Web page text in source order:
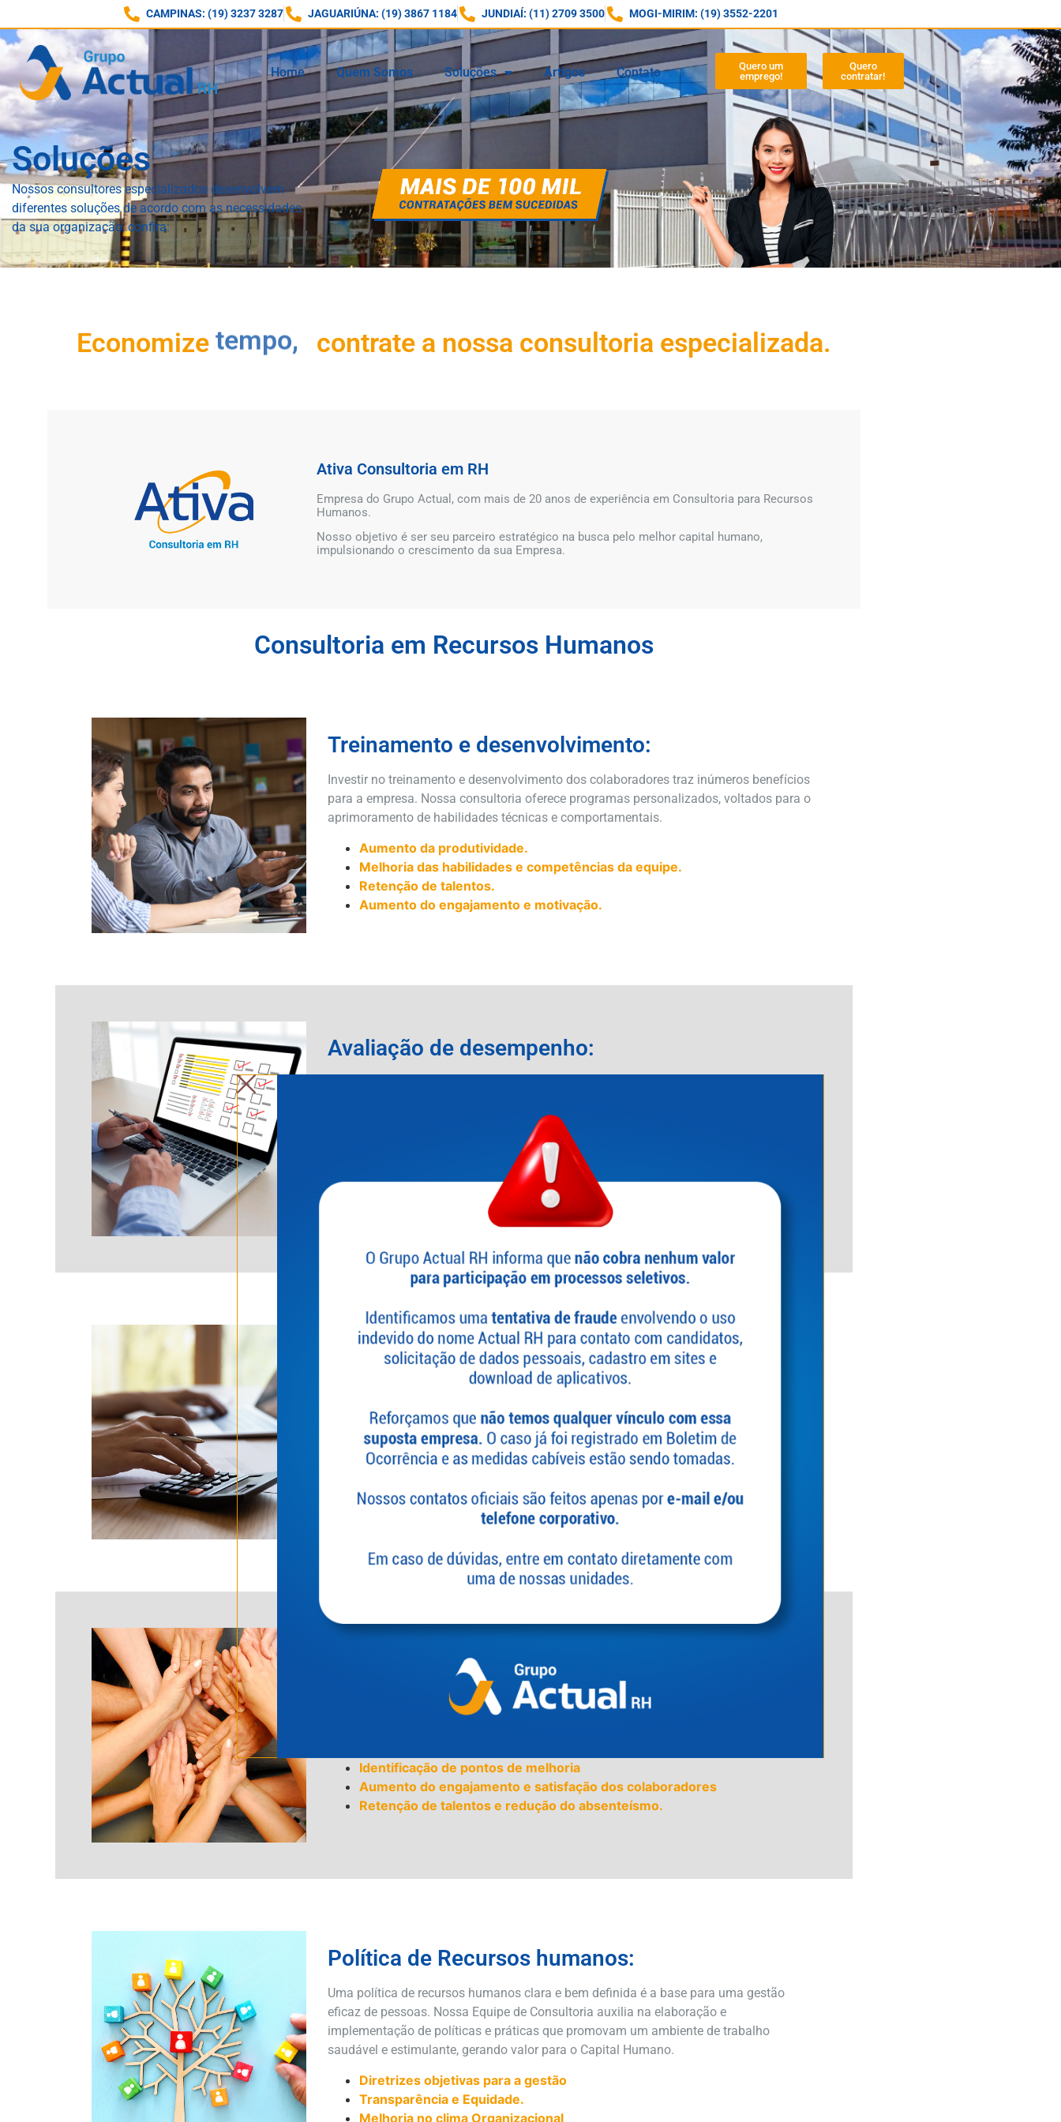
CAMPINAS: (19) 3237 3287 JAGUARIÚNA: (19) 3867 1184 JUNDIAÍ: (11) 2709 3500 MOGI-MIRIM: (19) 3552-2201
Home Quem Somos Soluções Artigos Contato
Quero um
emprego!
Quero
contratar!
Soluções
Nossos consultores especializados desenvolvem
diferentes soluções de acordo com as necessidades
da sua organização, confira:
Economize tempo, contrate a nossa consultoria especializada.
Ativa Consultoria em RH
Empresa do Grupo Actual, com mais de 20 anos de experiência em Consultoria para Recursos
Humanos.
Nosso objetivo é ser seu parceiro estratégico na busca pelo melhor capital humano,
impulsionando o crescimento da sua Empresa.
Consultoria em Recursos Humanos
Treinamento e desenvolvimento:
Investir no treinamento e desenvolvimento dos colaboradores traz inúmeros benefícios
para a empresa. Nossa consultoria oferece programas personalizados, voltados para o
aprimoramento de habilidades técnicas e comportamentais.
Aumento da produtividade.
Melhoria das habilidades e competências da equipe.
Retenção de talentos.
Aumento do engajamento e motivação.
Avaliação de desempenho:
proporcionando insights valiosos para o desenvolvimento individual e estratégico da
Desenvolvimento da equipe.
Identificação de potenciais talentos.
Gestão mais estratégica.
Cargos e salários:
equidade e a competitividade interna. Nossa equipe de Consultoria ajuda a definir e
implementar uma estrutura de cargos e salários alinhada às políticas do Negócio.
Maior atração e retenção de talentos.
Equidade e transparência nas remunerações.
Pesquisa de clima organizacional:
Apoia na gestão estratégica. É uma ferramenta valiosa para identificar a satisfação e o
engajamento dos colaboradores. Nossa consultoria realiza pesquisas personalizadas,
Identificação de pontos de melhoria
Aumento do engajamento e satisfação dos colaboradores
Retenção de talentos e redução do absenteísmo.
Política de Recursos humanos:
Uma política de recursos humanos clara e bem definida é a base para uma gestão
eficaz de pessoas. Nossa Equipe de Consultoria auxilia na elaboração e
implementação de políticas e práticas que promovam um ambiente de trabalho
saudável e estimulante, gerando valor para o Capital Humano.
Diretrizes objetivas para a gestão
Transparência e Equidade.
Melhoria no clima Organizacional